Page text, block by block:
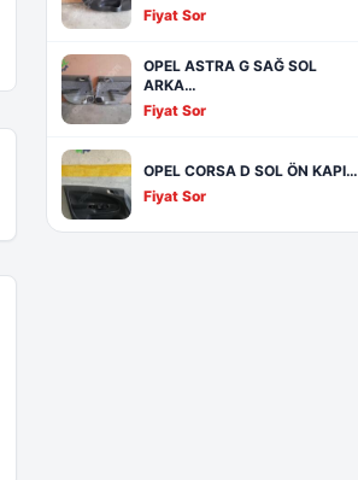
Fiyat Sor
OPEL ASTRA G SAĞ SOL
ARKA…
Fiyat Sor
OPEL CORSA D SOL ÖN KAPI…
Fiyat Sor